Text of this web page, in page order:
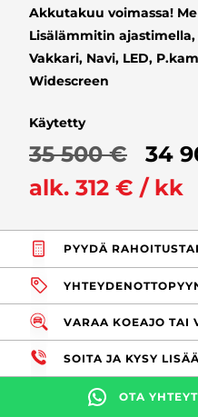
Akkutakuu voimassa!
Lisälämmitin
Vakkari, Navi, LED,
Widescreen
Käytetty
35 500 €
34
alk. 312 € / kk
PYYDÄ
VARAA KOEAJO TAI
SOITA JA KYSY LISÄÄ
OTA